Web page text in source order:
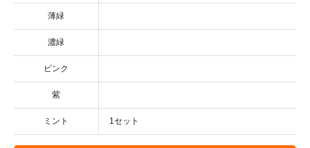
薄緑
濃緑
ピンク
紫
ミント 1セット